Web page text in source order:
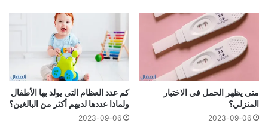
متى يظهر الحمل في الاختبار
المنزلي؟
2023-09-06
كم عدد العظام التي يولد بها الأطفال
ولماذا عددها لديهم أكثر من البالغين؟
2023-09-06